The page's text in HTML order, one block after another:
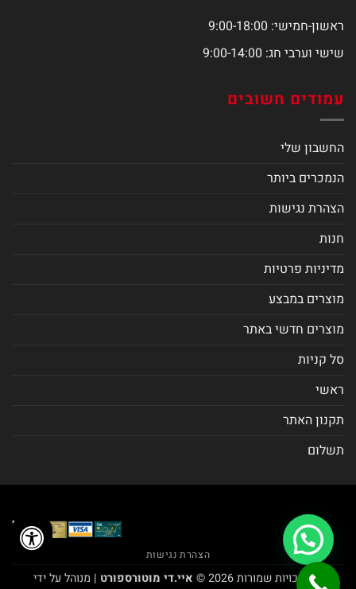
ראשון-חמישי: 9:00-18:00
שישי וערבי חג: 9:00-14:00
עמודים חשובים
החשבון שלי
הנמכרים ביותר
הצהרת נגישות
חנות
מדיניות פרטיות
מוצרים במבצע
מוצרים חדשי באתר
סל קניות
ראשי
תקנון האתר
תשלום
הצהרת נגישות
כל הזכויות שמורות 2026 © איי.די מוטורספורט | מנוהל על ידי